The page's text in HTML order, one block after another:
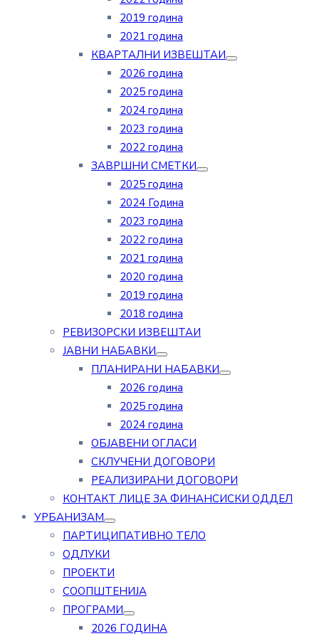
2019 година
2021 година
КВАРТАЛНИ ИЗВЕШТАИ
2026 година
2025 година
2024 година
2023 година
2022 година
ЗАВРШНИ СМЕТКИ
2025 година
2024 Година
2023 година
2022 година
2021 година
2020 година
2019 година
2018 година
РЕВИЗОРСКИ ИЗВЕШТАИ
ЈАВНИ НАБАВКИ
ПЛАНИРАНИ НАБАВКИ
2026 година
2025 година
2024 година
ОБЈАВЕНИ ОГЛАСИ
СКЛУЧЕНИ ДОГОВОРИ
РЕАЛИЗИРАНИ ДОГОВОРИ
КОНТАКТ ЛИЦЕ ЗА ФИНАНСИСКИ ОДДЕЛ
УРБАНИЗАМ
ПАРТИЦИПАТИВНО ТЕЛО
ОДЛУКИ
ПРОЕКТИ
СООПШТЕНИЈА
ПРОГРАМИ
2026 ГОДИНА